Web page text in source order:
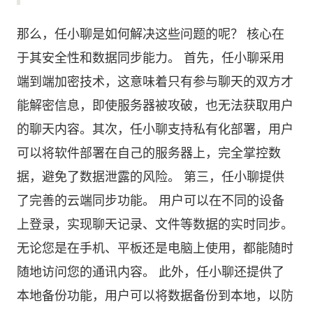
那么，任小聊是如何解决这些问题的呢？ 核心在
于其安全性和数据同步能力。 首先，任小聊采用
端到端加密技术，这意味着只有参与聊天的双方才
能解密信息，即使服务器被攻破，也无法获取用户
的聊天内容。其次，任小聊支持私有化部署，用户
可以将软件部署在自己的服务器上，完全掌控数
据，避免了数据泄露的风险。 第三，任小聊提供
了完善的云端同步功能。 用户可以在不同的设备
上登录，实现聊天记录、文件等数据的实时同步。
无论您是在手机、平板还是电脑上使用，都能随时
随地访问您的通讯内容。 此外，任小聊还提供了
本地备份功能，用户可以将数据备份到本地，以防